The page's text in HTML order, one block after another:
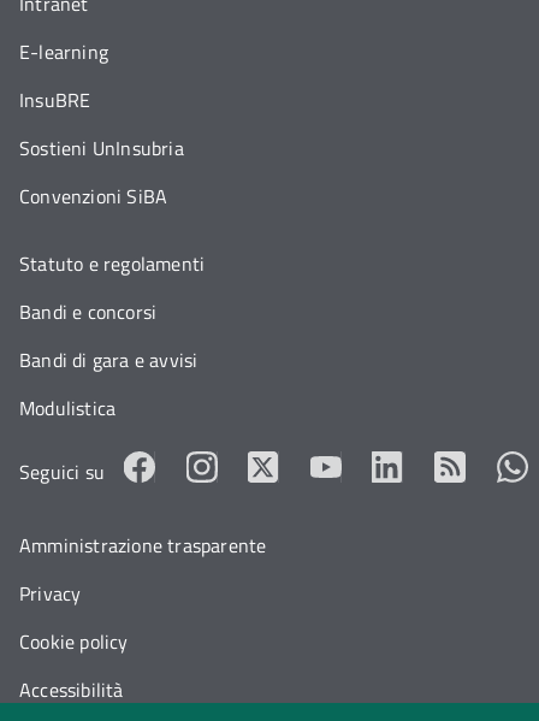
E-learning
InsuBRE
Sostieni UnInsubria
Convenzioni SiBA
Statuto e regolamenti
Bandi e concorsi
Bandi di gara e avvisi
Modulistica
Seguici su
Amministrazione trasparente
Privacy
Cookie policy
Accessibilità